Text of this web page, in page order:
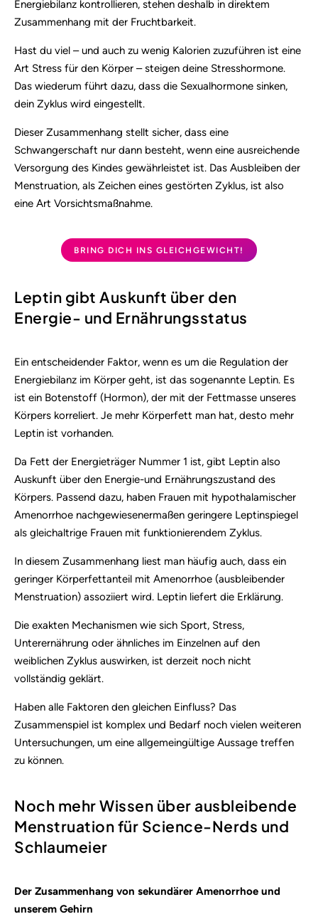
Energiebilanz kontrollieren, stehen deshalb in direktem
Zusammenhang mit der Fruchtbarkeit.
Hast du viel – und auch zu wenig Kalorien zuzuführen ist eine
Art Stress für den Körper – steigen deine Stresshormone.
Das wiederum führt dazu, dass die Sexualhormone sinken,
dein Zyklus wird eingestellt.
Dieser Zusammenhang stellt sicher, dass eine
Schwangerschaft nur dann besteht, wenn eine ausreichende
Versorgung des Kindes gewährleistet ist. Das Ausbleiben der
Menstruation, als Zeichen eines gestörten Zyklus, ist also
eine Art Vorsichtsmaßnahme.
BRING DICH INS GLEICHGEWICHT!
Leptin gibt Auskunft über den
Energie- und Ernährungsstatus
Ein entscheidender Faktor, wenn es um die Regulation der
Energiebilanz im Körper geht, ist das sogenannte Leptin. Es
ist ein Botenstoff (Hormon), der mit der Fettmasse unseres
Körpers korreliert. Je mehr Körperfett man hat, desto mehr
Leptin ist vorhanden.
Da Fett der Energieträger Nummer 1 ist, gibt Leptin also
Auskunft über den Energie-und Ernährungszustand des
Körpers. Passend dazu, haben Frauen mit hypothalamischer
Amenorrhoe nachgewiesenermaßen geringere Leptinspiegel
als gleichaltrige Frauen mit funktionierendem Zyklus.
In diesem Zusammenhang liest man häufig auch, dass ein
geringer Körperfettanteil mit Amenorrhoe (ausbleibender
Menstruation) assoziiert wird. Leptin liefert die Erklärung.
Die exakten Mechanismen wie sich Sport, Stress,
Unterernährung oder ähnliches im Einzelnen auf den
weiblichen Zyklus auswirken, ist derzeit noch nicht
vollständig geklärt.
Haben alle Faktoren den gleichen Einfluss? Das
Zusammenspiel ist komplex und Bedarf noch vielen weiteren
Untersuchungen, um eine allgemeingültige Aussage treffen
zu können.
Noch mehr Wissen über ausbleibende
Menstruation für Science-Nerds und
Schlaumeier
Der Zusammenhang von sekundärer Amenorrhoe und
unserem Gehirn